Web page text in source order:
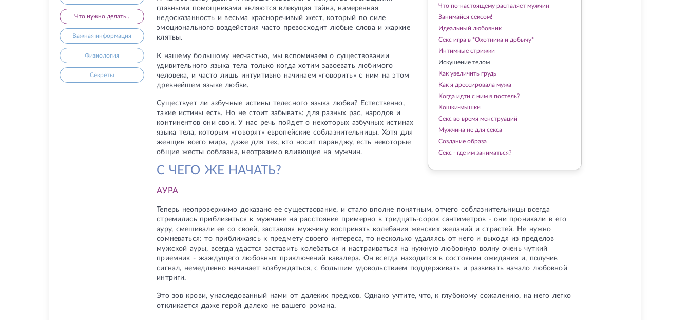
Что нужно делать..
Важная информация
Физиология
Секреты
Что по-настоящему распаляет мужчин
Занимайся сексом!
Идеальный любовник
Секс игра в *Охотника и добычу*
Интимные стрижки
Искушение телом
Как увеличить грудь
Как я дрессировала мужа
Когда идти с ним в постель?
Кошки-мышки
Секс во время менструаций
Мужчина не для секса
Создание образа
Секс - где им заниматься?
главными помощниками являются влекущая тайна, намеренная
недосказанность и весьма красноречивый жест, который по силе
эмоционального воздействия часто превосходит любые слова и жаркие
клятвы.
К нашему большому несчастью, мы вспоминаем о существовании
удивительного языка тела только когда хотим завоевать любимого
человека, и часто лишь интуитивно начинаем «говорить» с ним на этом
древнейшем языке любви.
Существует ли азбучные истины телесного языка любви? Естественно,
такие истины есть. Но не стоит забывать: для разных рас, народов и
континентов они свои. У нас речь пойдет о некоторых азбучных истинах
языка тела, которым «говорят» европейские соблазнительницы. Хотя для
женщин всего мира, даже для тех, кто носит паранджу, есть некоторые
общие жесты соблазна, неотразимо влияющие на мужчин.
С ЧЕГО ЖЕ НАЧАТЬ?
АУРА
Теперь неопровержимо доказано ее существование, и стало вполне понятным, отчего соблазнительницы всегда
стремились приблизиться к мужчине на расстояние примерно в тридцать-сорок сантиметров - они проникали в его
ауру, смешивали ее со своей, заставляя мужчину воспринять колебания женских желаний и страстей. Не нужно
сомневаться: то приближаясь к предмету своего интереса, то несколько удаляясь от него и выходя из пределов
мужской ауры, всегда удастся заставить колебаться и настраиваться на нужную любовную волну очень чуткий
приемник - жаждущего любовных приключений кавалера. Он всегда находится в состоянии ожидания и, получив
сигнал, немедленно начинает возбуждаться, с большим удовольствием поддерживать и развивать начало любовной
интриги.
Это зов крови, унаследованный нами от далеких предков. Однако учтите, что, к глубокому сожалению, на него легко
откликается даже герой далеко не вашего романа.